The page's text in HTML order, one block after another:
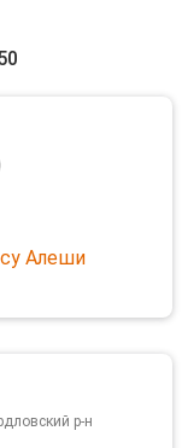
Алеши
р-н